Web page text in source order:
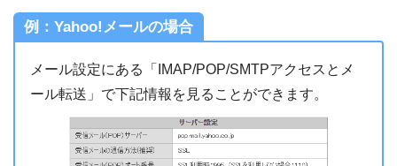
例：Yahoo!メールの場合
メール設定にある「IMAP/POP/SMTPアクセスとメ
ール転送」で下記情報を見ることができます。